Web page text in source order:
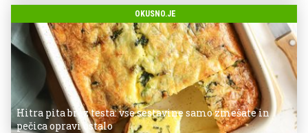
OKUSNO.JE
Hitra pita brez testa: vse sestavine samo zmešate in
pečica opravi ostalo